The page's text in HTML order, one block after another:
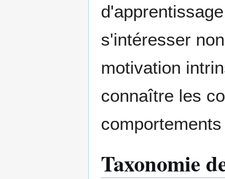
s'intéresser
motivation
connaître les
Taxonomie